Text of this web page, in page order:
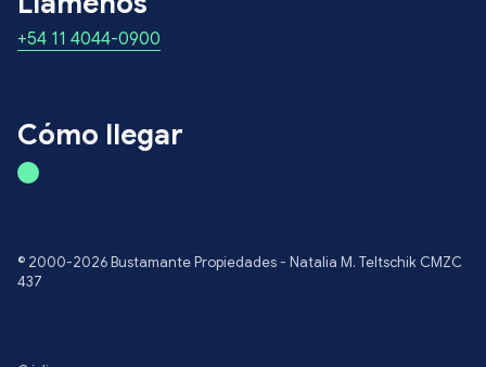
+54 11 4044-0900
Cómo llegar
© 2000-2026 Bustamante Propiedades - Natalia M. Teltschik CMZC
437